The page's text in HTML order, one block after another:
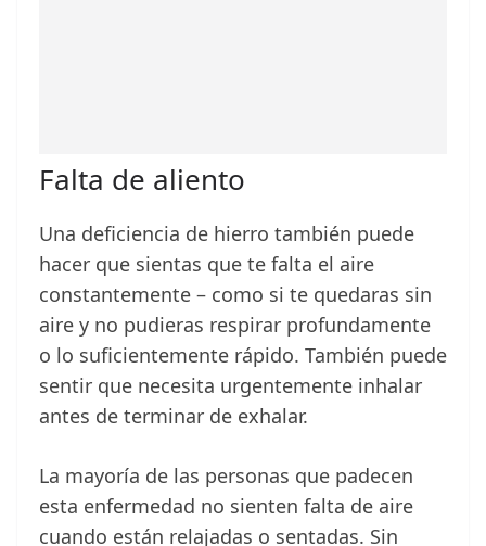
Falta de aliento
Una deficiencia de hierro también puede
hacer que sientas que te falta el aire
constantemente – como si te quedaras sin
aire y no pudieras respirar profundamente
o lo suficientemente rápido. También puede
sentir que necesita urgentemente inhalar
antes de terminar de exhalar.
La mayoría de las personas que padecen
esta enfermedad no sienten falta de aire
cuando están relajadas o sentadas. Sin